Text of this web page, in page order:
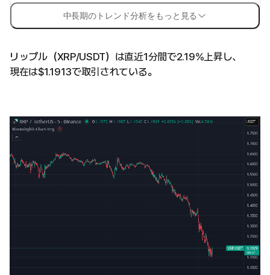
中長期のトレンド分析をもっと見る
リップル（XRP/USDT）は直近1分間で2.19%上昇し、
現在は$1.1913で取引されている。